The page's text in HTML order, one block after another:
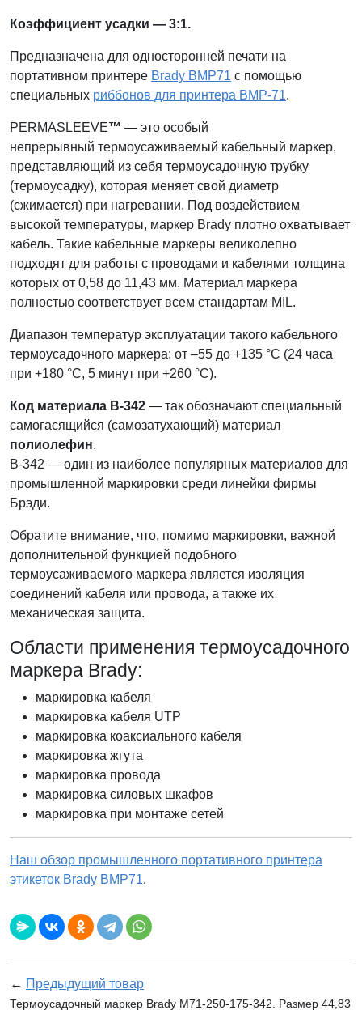
Коэффициент усадки — 3:1.
Предназначена для односторонней печати на
портативном принтере Brady BMP71 с помощью
специальных риббонов для принтера BMP-71.
PERMASLEEVE™ — это особый
непрерывный термоусаживаемый кабельный маркер,
представляющий из себя термоусадочную трубку
(термоусадку), которая меняет свой диаметр
(сжимается) при нагревании. Под воздействием
высокой температуры, маркер Brady плотно охватывает
кабель. Такие кабельные маркеры великолепно
подходят для работы с проводами и кабелями толщина
которых от 0,58 до 11,43 мм. Материал маркера
полностью соответствует всем стандартам MIL.
Диапазон температур эксплуатации такого кабельного
термоусадочного маркера: от –55 до +135 °С (24 часа
при +180 °С, 5 минут при +260 °С).
Код материала B-342 — так обозначают специальный
самогасящийся (самозатухающий) материал
полиолефин.
B-342 — один из наиболее популярных материалов для
промышленной маркировки среди линейки фирмы
Брэди.
Обратите внимание, что, помимо маркировки, важной
дополнительной функцией подобного
термоусаживаемого маркера является изоляция
соединений кабеля или провода, а также их
механическая защита.
Области применения термоусадочного
маркера Brady:
маркировка кабеля
маркировка кабеля UTP
маркировка коаксиального кабеля
маркировка жгута
маркировка провода
маркировка силовых шкафов
маркировка при монтаже сетей
Наш обзор промышленного портативного принтера
этикеток Brady BMP71.
← Предыдущий товар
Термоусадочный маркер Brady M71-250-175-342. Размер 44,83